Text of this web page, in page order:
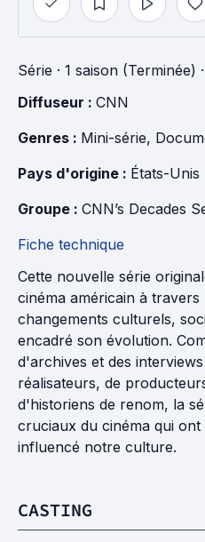
Série · 1 saison (Terminée)
Diffuseur : CNN
Genres : Mini-série,
Pays d'origine : États-Unis
Groupe : CNN’s Decades
Fiche technique
Cette nouvelle série
cinéma américain à travers
changements culturels,
encadré son évolution.
d'archives et des
réalisateurs, de
d'historiens de renom, la
cruciaux du cinéma qui
influencé notre culture.
CASTING